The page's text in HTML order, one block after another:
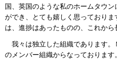
国、英国のような私のホームタウ
ができ、とても嬉しく思っており
は、進捗はあったものの、これから
我々は独立した組織であります。
のメンバー組織からなっておりま